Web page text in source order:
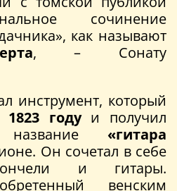
сочинение
как называют
, – Сонату
инструмент, который
1823 годуи получил
название «гитара
Он сочетал в себе
и гитары.
венским